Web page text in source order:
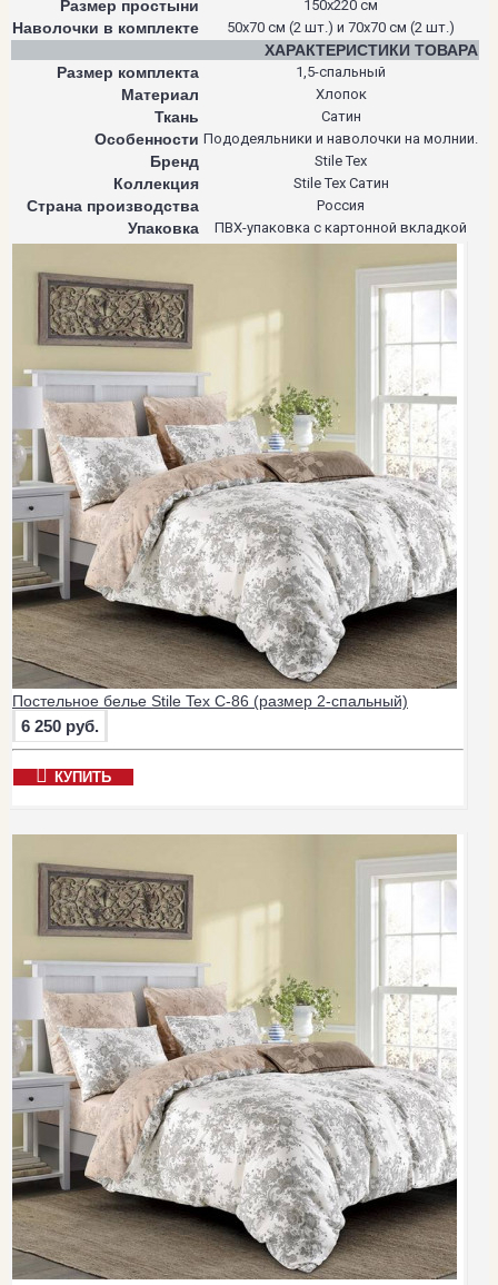
Размер простыни 150х220 см
Наволочки в комплекте 50х70 см (2 шт.) и 70х70 см (2 шт.)
ХАРАКТЕРИСТИКИ ТОВАРА
Размер комплекта
1,5-спальный
Материал Хлопок
Ткань Сатин
Особенности Пододеяльники и наволочки на молнии.
Бренд Stile Tex
Коллекция Stile Tex Сатин
Страна производства Россия
Упаковка ПВХ-упаковка с картонной вкладкой
Постельное белье Stile Tex C-86 (размер 2-спальный)
6 250 руб.
КУПИТЬ